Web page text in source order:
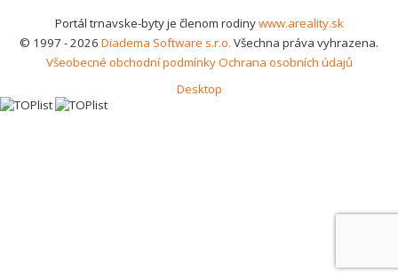
Portál trnavske-byty je členom rodinywww.areality.sk
© 1997 - 2026 Diadema Software s.r.o. Všechna práva vyhrazena.
Všeobecné obchodní podmínkyOchrana osobních údajů
Desktop